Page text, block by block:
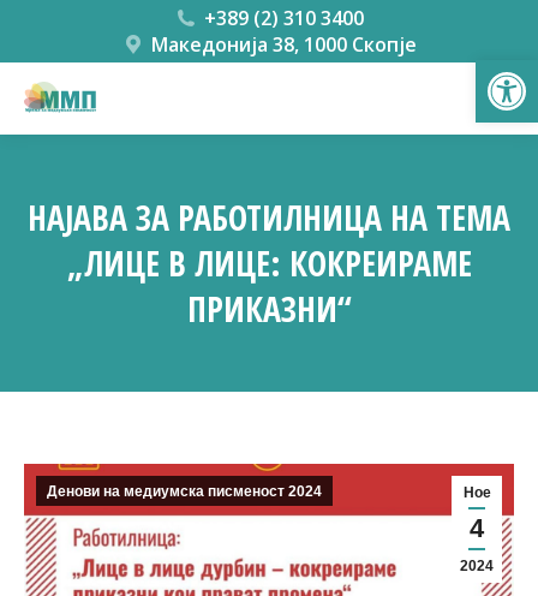
+389 (2) 310 3400
Македонија 38, 1000 Скопје
НАЈАВА ЗА РАБОТИЛНИЦА НА ТЕМА
„ЛИЦЕ В ЛИЦЕ: КОКРЕИРАМЕ
ПРИКАЗНИ“
Ное
4
2024
Денови на медиумска писменост 2024